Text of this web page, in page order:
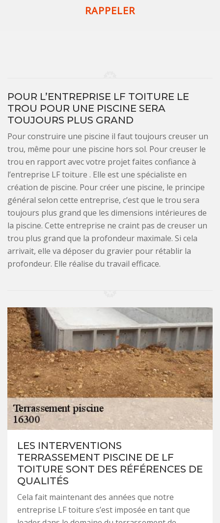
POUR L’ENTREPRISE LF TOITURE LE
TROU POUR UNE PISCINE SERA
TOUJOURS PLUS GRAND
Pour construire une piscine il faut toujours creuser un
trou, même pour une piscine hors sol. Pour creuser le
trou en rapport avec votre projet faites confiance à
l’entreprise LF toiture . Elle est une spécialiste en
création de piscine. Pour créer une piscine, le principe
général selon cette entreprise, c’est que le trou sera
toujours plus grand que les dimensions intérieures de
la piscine. Cette entreprise ne craint pas de creuser un
trou plus grand que la profondeur maximale. Si cela
arrivait, elle va déposer du gravier pour rétablir la
profondeur. Elle réalise du travail efficace.
LES INTERVENTIONS
TERRASSEMENT PISCINE DE LF
TOITURE SONT DES RÉFÉRENCES DE
QUALITÉS
Cela fait maintenant des années que notre
entreprise LF toiture s’est imposée en tant que